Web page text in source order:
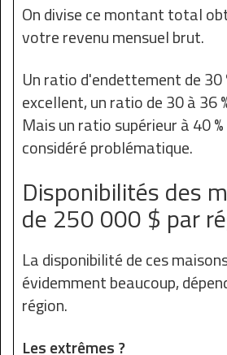
On divise ce montant total
votre revenu mensuel brut.
Un ratio d'endettement de 30
excellent, un ratio de 30 à 36
Mais un ratio supérieur à 40
considéré problématique.
Disponibilités des
de 250 000 $ par
La disponibilité de ces
évidemment beaucoup,
région.
Les extrêmes ?